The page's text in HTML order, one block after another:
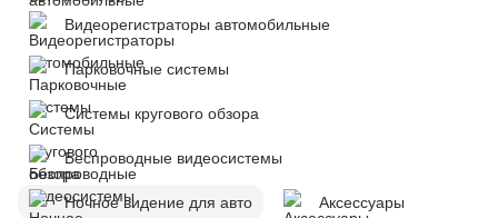
Видеорегистраторы автомобильные
Парковочные системы
Системы кругового обзора
Беспроводные видеосистемы
Ночное видение для авто Аксессуары